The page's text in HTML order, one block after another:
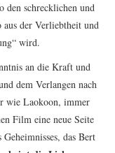
den schrecklichen und
aus der Verliebtheit und
wird.
an die Kraft und
dem Verlangen nach
wie Laokoon, immer
Film eine neue Seite
das Bert